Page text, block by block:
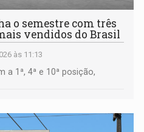
o semestre com três
vendidos do Brasil
às 11:13
a 1ª, 4ª e 10ª posição,